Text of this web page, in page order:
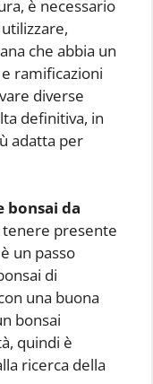
è necessario
che abbia un
ramificazioni
diverse
definitiva, in
adatta per
bonsai da
presente
un passo
di
una buona
bonsai
quindi è
ricerca della